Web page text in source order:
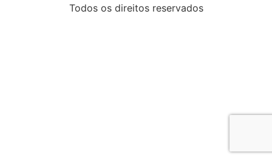
Todos os direitos reservados